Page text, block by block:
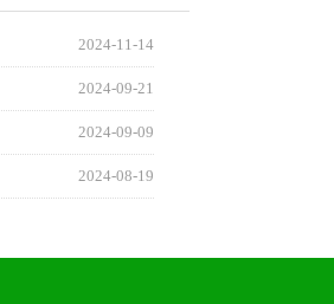
2024-11-14
2024-09-21
2024-09-09
2024-08-19